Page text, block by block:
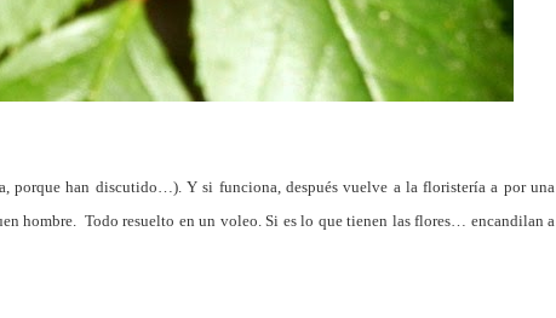
porque han discutido…). Y si funciona, después vuelve a la floristería a por una
hombre. Todo resuelto en un voleo. Si es lo que tienen las flores… encandilan a